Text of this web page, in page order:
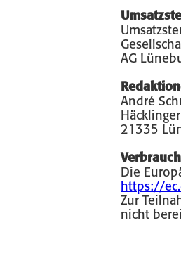
AG
André
21335
Die
https://
Zur
nicht